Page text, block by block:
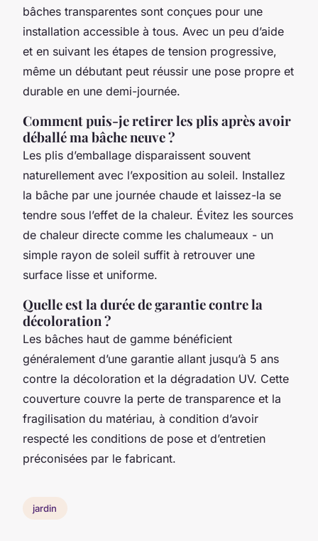
bâches transparentes sont conçues pour une
installation accessible à tous. Avec un peu d’aide
et en suivant les étapes de tension progressive,
même un débutant peut réussir une pose propre et
durable en une demi-journée.
Comment puis-je retirer les plis après avoir
déballé ma bâche neuve ?
Les plis d’emballage disparaissent souvent
naturellement avec l’exposition au soleil. Installez
la bâche par une journée chaude et laissez-la se
tendre sous l’effet de la chaleur. Évitez les sources
de chaleur directe comme les chalumeaux - un
simple rayon de soleil suffit à retrouver une
surface lisse et uniforme.
Quelle est la durée de garantie contre la
décoloration ?
Les bâches haut de gamme bénéficient
généralement d’une garantie allant jusqu’à 5 ans
contre la décoloration et la dégradation UV. Cette
couverture couvre la perte de transparence et la
fragilisation du matériau, à condition d’avoir
respecté les conditions de pose et d’entretien
préconisées par le fabricant.
jardin